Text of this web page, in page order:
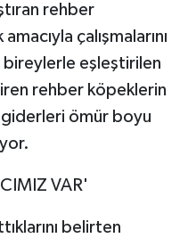
rehber
çalışmalarını
eşleştirilen
rehber köpeklerin
ömür boyu
VAR'
belirten